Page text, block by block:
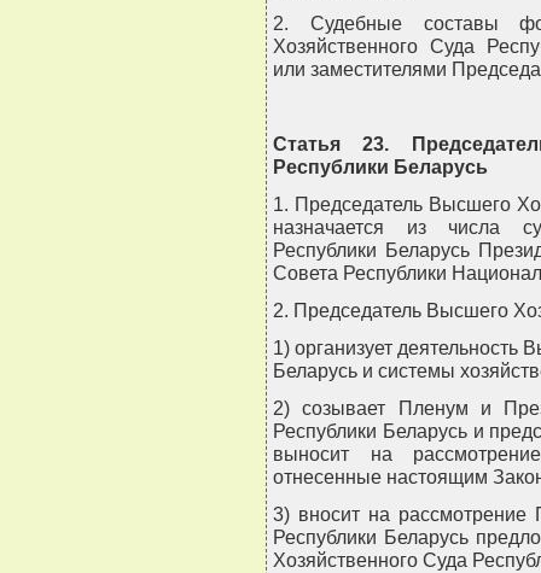
2. Судебные составы
Хозяйственного Суда
или заместителями
Статья 23.
Республики Беларусь
1. Председатель Высшего
назначается из числа
Республики Беларусь
Совета Республики
2. Председатель Высшего
1) организует деятельность
Беларусь и системы
2) созывает Пленум и
Республики Беларусь и
выносит на
отнесенные настоящим
3) вносит на
Республики Беларусь
Хозяйственного Суда